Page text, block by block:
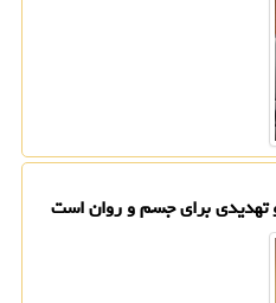
و تهدیدی برای جسم و روان است